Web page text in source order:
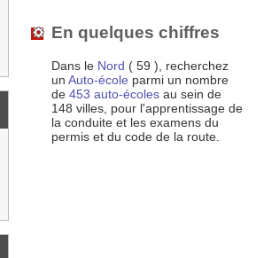
En quelques chiffres
Dans le Nord ( 59 ), recherchez
un Auto-école parmi un nombre
de 453 auto-écoles au sein de
148 villes, pour l'apprentissage de
la conduite et les examens du
permis et du code de la route.